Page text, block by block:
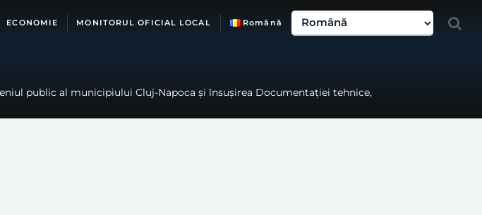
ECONOMIE MONITORUL OFICIAL LOCAL Română
public al municipiului Cluj-Napoca și însușirea Documentației tehnice,